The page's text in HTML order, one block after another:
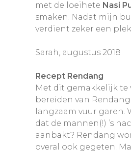
met de loeihete Nasi
smaken. Nadat mijn
verdient zeker een
Sarah, augustus 2018
Recept Rendang
Met dit gemakkelijk te
bereiden van
langzaam vuur garen.
dat de mannen(!) ’s
aanbakt? Rendang
overal ook gegeten.